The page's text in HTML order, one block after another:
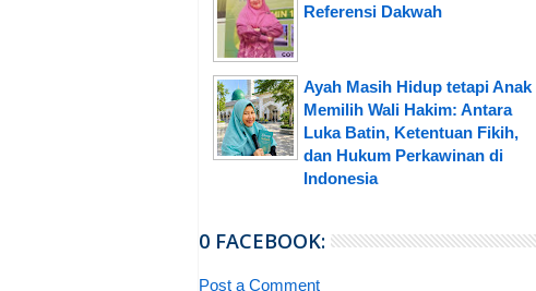
Referensi Dakwah
Ayah Masih Hidup tetapi Anak
Memilih Wali Hakim: Antara
Luka Batin, Ketentuan Fikih,
dan Hukum Perkawinan di
Indonesia
0 FACEBOOK:
Post a Comment